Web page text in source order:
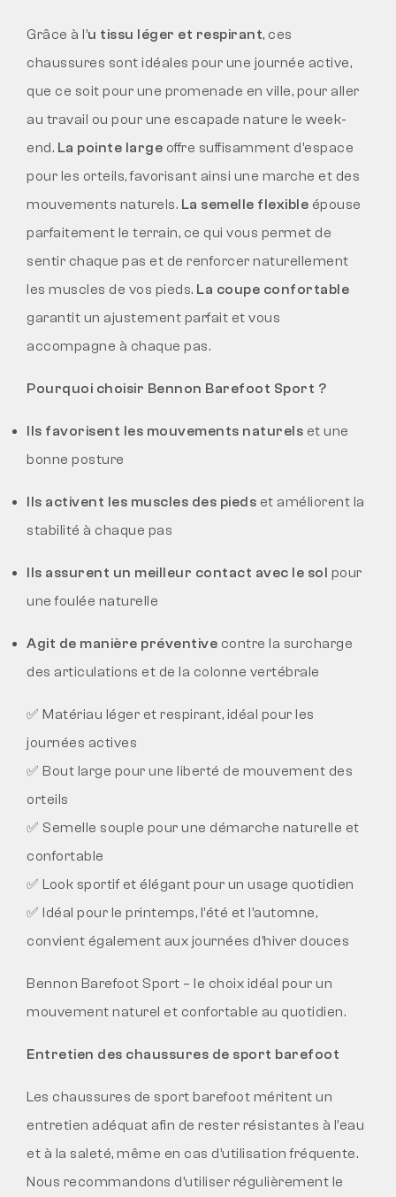
Grâce à l’u tissu léger et respirant, ces
chaussures sont idéales pour une journée active,
que ce soit pour une promenade en ville, pour aller
au travail ou pour une escapade nature le week-
end. La pointe large offre suffisamment d’espace
pour les orteils, favorisant ainsi une marche et des
mouvements naturels. La semelle flexible épouse
parfaitement le terrain, ce qui vous permet de
sentir chaque pas et de renforcer naturellement
les muscles de vos pieds. La coupe confortable
garantit un ajustement parfait et vous
accompagne à chaque pas.
Pourquoi choisir Bennon Barefoot Sport ?
Ils favorisent les mouvements naturels et une
bonne posture
Ils activent les muscles des pieds et améliorent la
stabilité à chaque pas
Ils assurent un meilleur contact avec le sol pour
une foulée naturelle
Agit de manière préventive contre la surcharge
des articulations et de la colonne vertébrale
✅ Matériau léger et respirant, idéal pour les
journées actives
✅ Bout large pour une liberté de mouvement des
orteils
✅ Semelle souple pour une démarche naturelle et
confortable
✅ Look sportif et élégant pour un usage quotidien
✅ Idéal pour le printemps, l’été et l’automne,
convient également aux journées d’hiver douces
Bennon Barefoot Sport – le choix idéal pour un
mouvement naturel et confortable au quotidien.
Entretien des chaussures de sport barefoot
Les chaussures de sport barefoot méritent un
entretien adéquat afin de rester résistantes à l’eau
et à la saleté, même en cas d’utilisation fréquente.
Nous recommandons d’utiliser régulièrement le